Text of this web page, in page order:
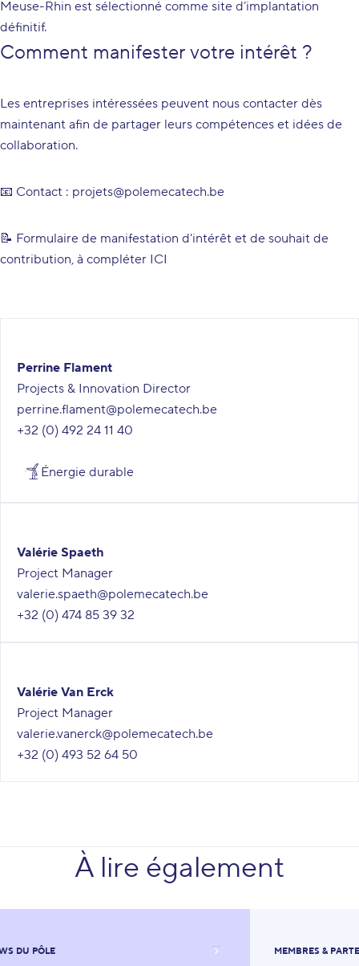
Meuse-Rhin est sélectionné comme site d’implantation
définitif.
Comment manifester votre intérêt ?
Les entreprises intéressées peuvent nous contacter dès
maintenant afin de partager leurs compétences et idées de
collaboration.
📧 Contact : projets@polemecatech.be
📝 Formulaire de manifestation d'intérêt et de souhait de
contribution, à compléter ICI
Perrine Flament
Projects & Innovation Director
perrine.flament@polemecatech.be
+32 (0) 492 24 11 40
Énergie durable
Valérie Spaeth
Project Manager
valerie.spaeth@polemecatech.be
+32 (0) 474 85 39 32
Valérie Van Erck
Project Manager
valerie.vanerck@polemecatech.be
+32 (0) 493 52 64 50
À lire également
DU PÔLE MEMBRES &